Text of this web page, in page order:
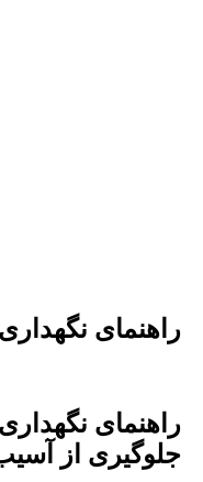
راهنمای
راهنمای
جلوگیری از